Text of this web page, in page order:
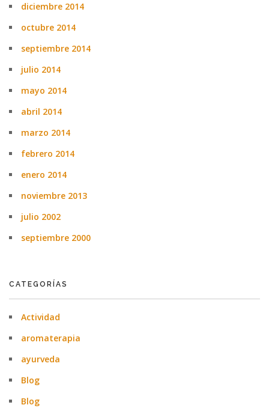
diciembre 2014
octubre 2014
septiembre 2014
julio 2014
mayo 2014
abril 2014
marzo 2014
febrero 2014
enero 2014
noviembre 2013
julio 2002
septiembre 2000
CATEGORÍAS
Actividad
aromaterapia
ayurveda
Blog
Blog